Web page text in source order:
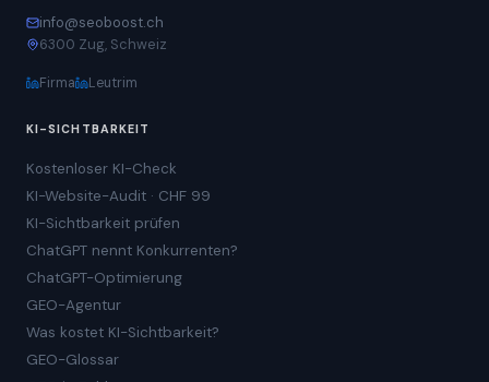
info@seoboost.ch
6300 Zug, Schweiz
Firma Leutrim
KI-SICHTBARKEIT
Kostenloser KI-Check
KI-Website-Audit · CHF 99
KI-Sichtbarkeit prüfen
ChatGPT nennt Konkurrenten?
ChatGPT-Optimierung
GEO-Agentur
Was kostet KI-Sichtbarkeit?
GEO-Glossar